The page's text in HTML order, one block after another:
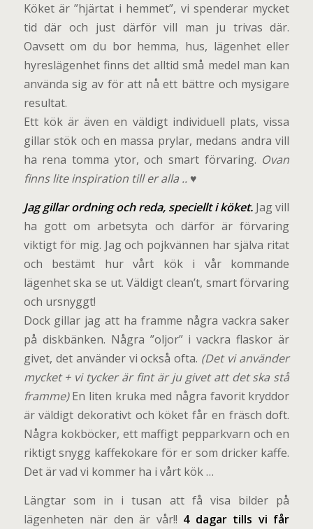
Köket är ”hjärtat i hemmet”, vi spenderar mycket
tid där och just därför vill man ju trivas där.
Oavsett om du bor hemma, hus, lägenhet eller
hyreslägenhet finns det alltid små medel man kan
använda sig av för att nå ett bättre och mysigare
resultat.
Ett kök är även en väldigt individuell plats, vissa
gillar stök och en massa prylar, medans andra vill
ha rena tomma ytor, och smart förvaring. Ovan
finns lite inspiration till er alla .. ♥
Jag gillar ordning och reda, speciellt i köket. Jag vill
ha gott om arbetsyta och därför är förvaring
viktigt för mig. Jag och pojkvännen har själva ritat
och bestämt hur vårt kök i vår kommande
lägenhet ska se ut. Väldigt clean’t, smart förvaring
och ursnyggt!
Dock gillar jag att ha framme några vackra saker
på diskbänken. Några ”oljor” i vackra flaskor är
givet, det använder vi också ofta. (Det vi använder
mycket + vi tycker är fint är ju givet att det ska stå
framme)En liten kruka med några favorit kryddor
är väldigt dekorativt och köket får en fräsch doft.
Några kokböcker, ett maffigt pepparkvarn och en
riktigt snygg kaffekokare för er som dricker kaffe.
Det är vad vi kommer ha i vårt kök …
Längtar som in i tusan att få visa bilder på
lägenheten när den är vår!! 4 dagar tills vi får